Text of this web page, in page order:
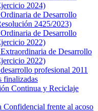
2024)
de Desarrollo
2425/2023)
de Desarrollo
2022)
de Desarrollo
2022)
profesional 2011
finalizadas
Continua y Reciclaje
Confidencial frente al acoso